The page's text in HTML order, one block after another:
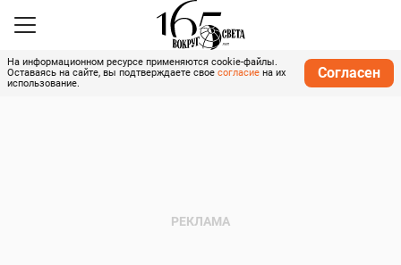
На информационном ресурсе применяются cookie-файлы.
Оставаясь на сайте, вы подтверждаете свое согласие на их
использование.
Согласен